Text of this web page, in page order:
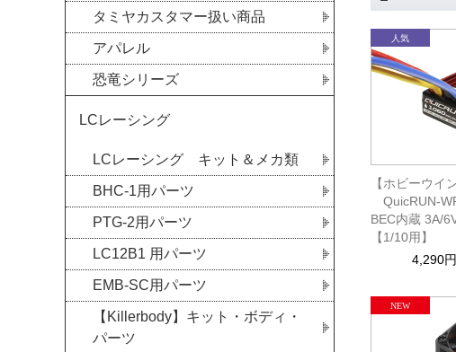
【ホビーウイ
QuicRUN-
BEC内蔵 3A/
【1/10用】
4,290円
タミヤカスタマー扱い商品
アパレル
恐竜シリーズ
LCレーシング
LCレーシング キット＆メカ類
BHC-1用パーツ
PTG-2用パーツ
LC12B1 用パーツ
EMB-SC用パーツ
【Killerbody】キット・ボディ・
パーツ